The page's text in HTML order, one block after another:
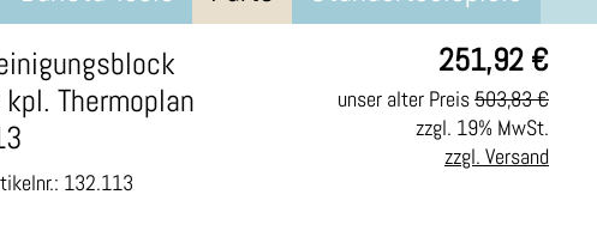
251,92 €
Thermoplan
132.113
unser alter Preis503,83 €
zzgl. 19% MwSt.
zzgl. Versand